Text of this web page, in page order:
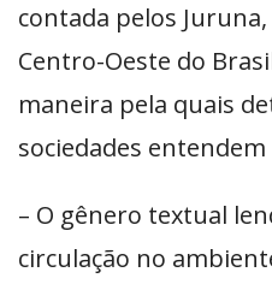
contada pelos
Centro-Oeste do
maneira pela quais
sociedades
– O gênero textual
circulação no